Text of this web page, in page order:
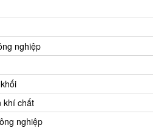
nghiệp
khí chất
nghiệp